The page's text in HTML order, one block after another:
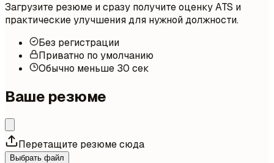
Загрузите резюме и сразу получите оценку ATS и
практические улучшения для нужной должности.
Без регистрации
Приватно по умолчанию
Обычно меньше 30 сек
Ваше резюме
Перетащите резюме сюда
Выбрать файл